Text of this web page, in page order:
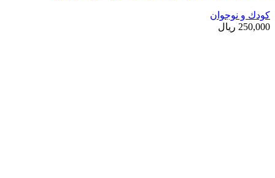
کودك و نوجوان
250,000 ریال